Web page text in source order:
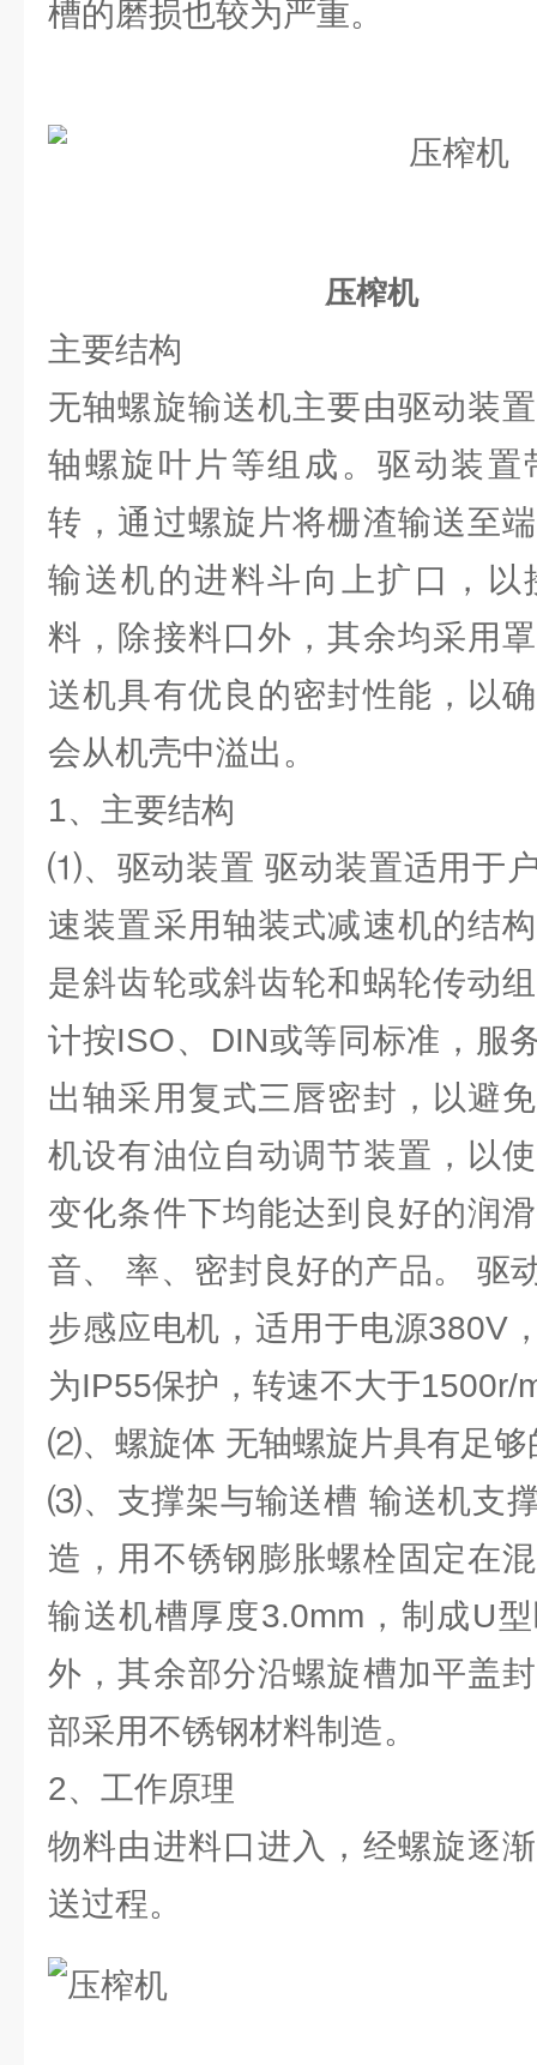
槽的磨损也较为严重。
压榨机
主要结构
无轴螺旋输送机主要由驱动装
轴螺旋叶片等组成。驱动装置
转，通过螺旋片将栅渣输送至
输送机的进料斗向上扩口，以
料，除接料口外，其余均采用
送机具有优良的密封性能，以
会从机壳中溢出。
1、主要结构
⑴、驱动装置 驱动装置适用于
速装置采用轴装式减速机的结
是斜齿轮或斜齿轮和蜗轮传动
计按ISO、DIN或等同标准，服
出轴采用复式三唇密封，以避
机设有油位自动调节装置，以
变化条件下均能达到良好的润
音、 率、密封良好的产品。 驱
步感应电机，适用于电源380V
为IP55保护，转速不大于1500r/
⑵、螺旋体 无轴螺旋片具有足够
⑶、支撑架与输送槽 输送机支
造，用不锈钢膨胀螺栓固定在
输送机槽厚度3.0mm，制成U
外，其余部分沿螺旋槽加平盖
部采用不锈钢材料制造。
2、工作原理
物料由进料口进入，经螺旋逐
送过程。